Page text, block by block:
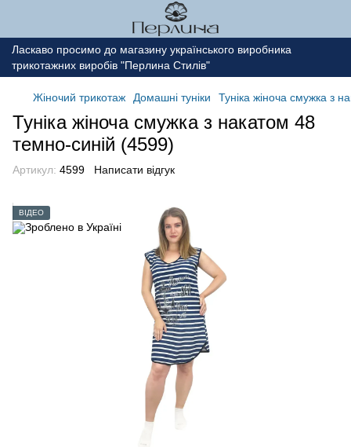
Ласкаво просимо до магазину українського виробника
трикотажних виробів "Перлина Стилів"
Жіночий трикотаж Домашні туніки Туніка жіноча смужка з
Туніка жіноча смужка з накатом 48
темно-синій (4599)
Артикул: 4599 Написати відгук
ВІДЕО